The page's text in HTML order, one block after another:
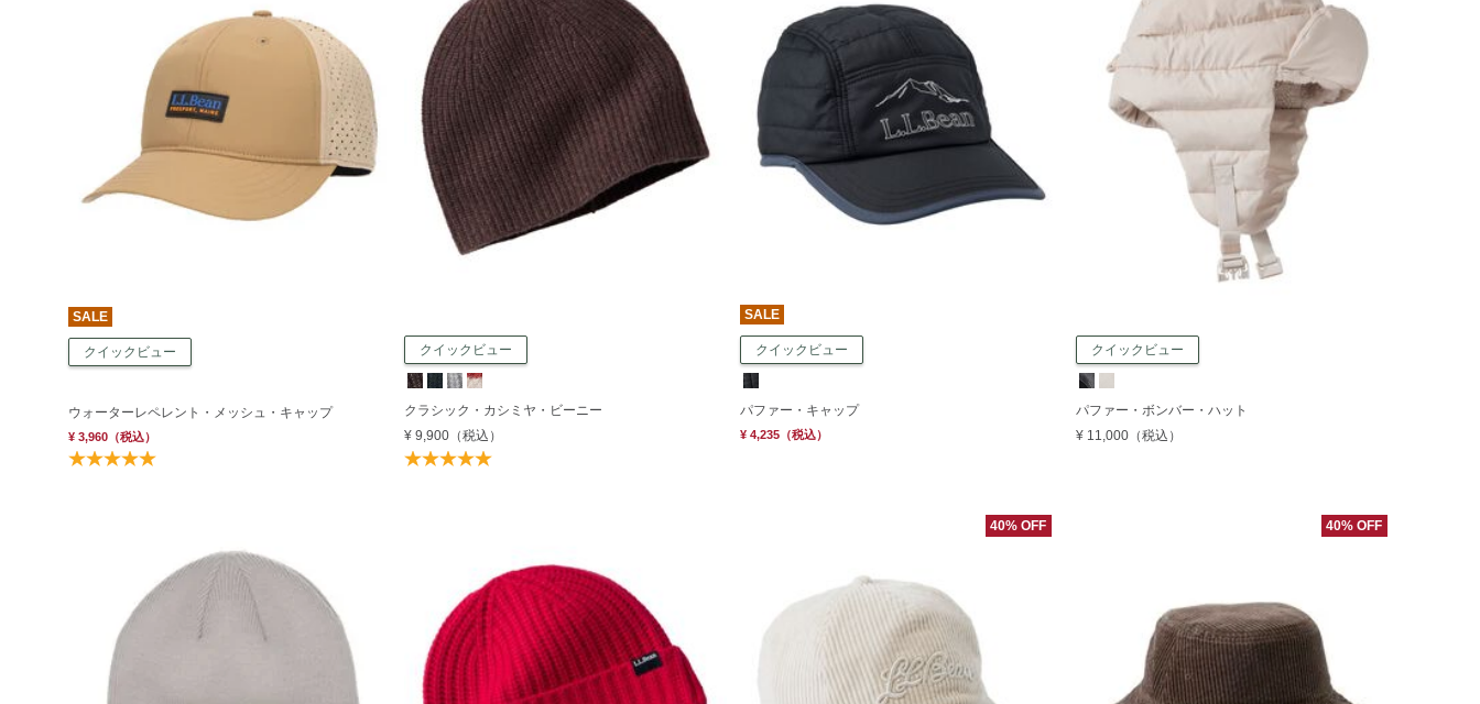
SALE
クイックビュー
ウォーターレペレント・メッシュ・キャップ
¥ 3,960 （税込）
クイックビュー
クラシック・カシミヤ・ビーニー
¥ 9,900（税込）
SALE
クイックビュー
パファー・キャップ
¥ 4,235（税込）
クイックビュー
パファー・ボンバー・ハット
¥ 11,000（税込）
40% OFF 40% OFF